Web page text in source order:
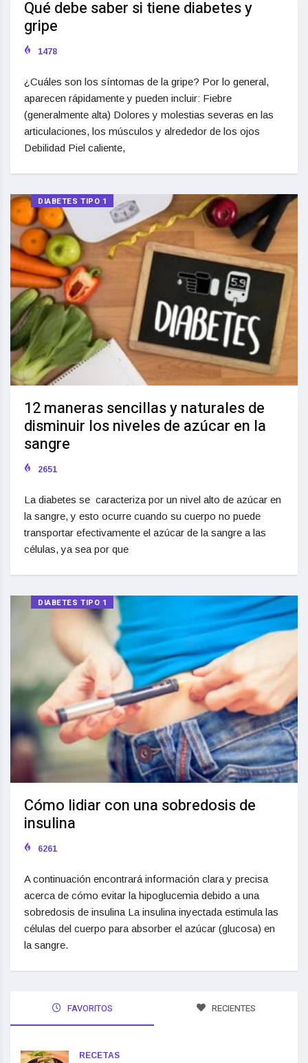
Qué debe saber si tiene diabetes y
gripe
1478
¿Cuáles son los síntomas de la gripe? Por lo general,
aparecen rápidamente y pueden incluir: Fiebre
(generalmente alta) Dolores y molestias severas en las
articulaciones, los músculos y alrededor de los ojos
Debilidad Piel caliente,
DIABETES TIPO 1
12 maneras sencillas y naturales de
disminuir los niveles de azúcar en la
sangre
2651
La diabetes se caracteriza por un nivel alto de azúcar en
la sangre, y esto ocurre cuando su cuerpo no puede
transportar efectivamente el azúcar de la sangre a las
células, ya sea por que
DIABETES TIPO 1
Cómo lidiar con una sobredosis de
insulina
6261
A continuación encontrará información clara y precisa
acerca de cómo evitar la hipoglucemia debido a una
sobredosis de insulina La insulina inyectada estimula las
células del cuerpo para absorber el azúcar (glucosa) en
la sangre.
FAVORITOS RECIENTES
RECETAS